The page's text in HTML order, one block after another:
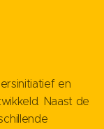
en
Naast de